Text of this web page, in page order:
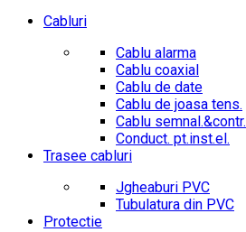
Cabluri
Cablu alarma
Cablu coaxial
Cablu de date
Cablu de joasa tens.
Cablu semnal.&contr.
Conduct. pt.inst.el.
Trasee cabluri
Jgheaburi PVC
Tubulatura din PVC
Protectie